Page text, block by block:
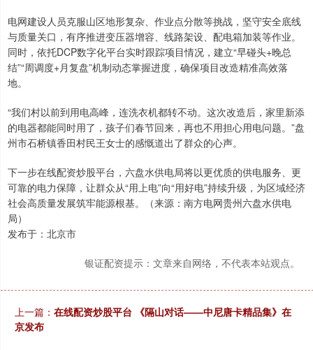
电网建设人员克服山区地形复杂、作业点分散等挑战，坚守安全底线
与质量关口，有序推进变压器增容、线路架设、配电箱加装等作业。
同时，依托DCP数字化平台实时跟踪项目情况，建立“早碰头+晚总
结”“周调度+月复盘”机制动态掌握进度，确保项目改造精准高效落
地。
“我们村以前到用电高峰，连洗衣机都转不动。这次改造后，家里新添
的电器都能同时用了，孩子们春节回来，再也不用担心用电问题。”盘
州市石桥镇香田村民王女士的感慨道出了群众的心声。
下一步在线配资炒股平台，六盘水供电局将以更优质的供电服务、更
可靠的电力保障，让群众从“用上电”向“用好电”持续升级，为区域经济
社会高质量发展筑牢能源根基。（来源：南方电网贵州六盘水供电
局）
发布于：北京市
银证配资提示：文章来自网络，不代表本站观点。
上一篇： 在线配资炒股平台 《隔山对话——中尼唐卡精品集》在
京发布